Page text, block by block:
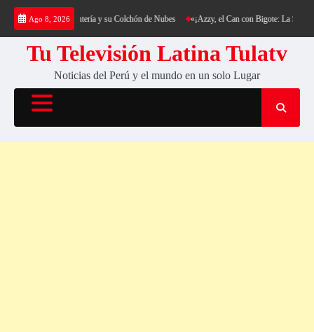
Saltar
contenido
Ago 8, 2026
al Cerro Cantería y su Colchón de Nubes «¡Azzy, el Can con Bigote: La Sensación
Tu Televisión Latina Tulatv
Noticias del Perú y el mundo en un solo Lugar